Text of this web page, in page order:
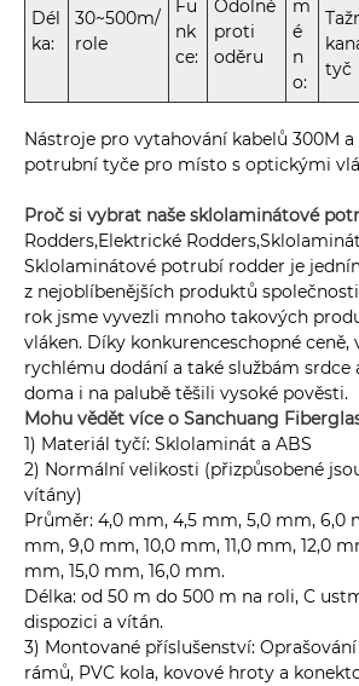
Dél
ka:
30~500m/
role
Fu
nk
ce:
Odolné
proti
oděru
m
é
n
o:
tyč
Nástroje pro vytahování kabelů 300M a
potrubní tyče pro místo s optickými
Proč si vybrat naše sklolaminátové
Rodders,Elektrické
Sklolaminátové potrubí rodder je
z nejoblíbenějších produktů
rok jsme vyvezli mnoho takových
vláken. Díky konkurenceschopné ceně,
rychlému dodání a také službám srdce
doma i na palubě těšili vysoké pověsti.
Mohu vědět více o Sanchuang
1) Materiál tyčí: Sklolaminát a ABS
2) Normální velikosti (přizpůsobené
vítány)
Průměr: 4,0 mm, 4,5 mm, 5,0 mm, 6,0
mm, 9,0 mm, 10,0 mm, 11,0 mm, 12,0
mm, 15,0 mm, 16,0 mm.
Délka: od 50 m do 500 m na roli, C
dispozici a vítán.
3) Montované příslušenství:
rámů, PVC kola, kovové hroty a